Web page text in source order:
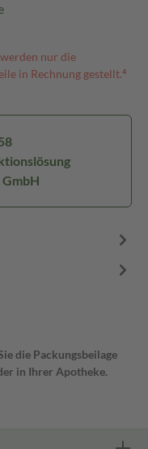
nur die
in Rechnung gestellt.⁴
die Packungsbeilage
in Ihrer Apotheke.